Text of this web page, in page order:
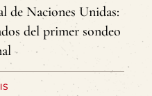
de Naciones Unidas:
del primer sondeo